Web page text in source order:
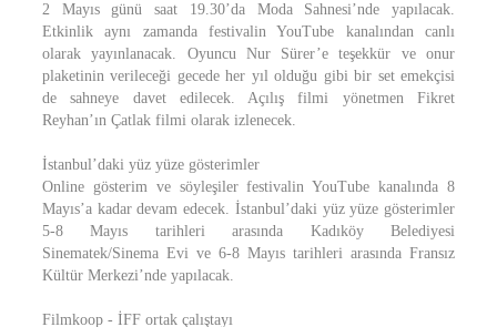
2 Mayıs günü saat 19.30’da Moda Sahnesi’nde yapılacak.
Etkinlik aynı zamanda festivalin YouTube kanalından canlı
olarak yayınlanacak. Oyuncu Nur Sürer’e teşekkür ve onur
plaketinin verileceği gecede her yıl olduğu gibi bir set emekçisi
de sahneye davet edilecek. Açılış filmi yönetmen Fikret
Reyhan’ın Çatlak filmi olarak izlenecek.
İstanbul’daki yüz yüze gösterimler
Online gösterim ve söyleşiler festivalin YouTube kanalında 8
Mayıs’a kadar devam edecek. İstanbul’daki yüz yüze gösterimler
5-8 Mayıs tarihleri arasında Kadıköy Belediyesi
Sinematek/Sinema Evi ve 6-8 Mayıs tarihleri arasında Fransız
Kültür Merkezi’nde yapılacak.
Filmkoop - İFF ortak çalıştayı